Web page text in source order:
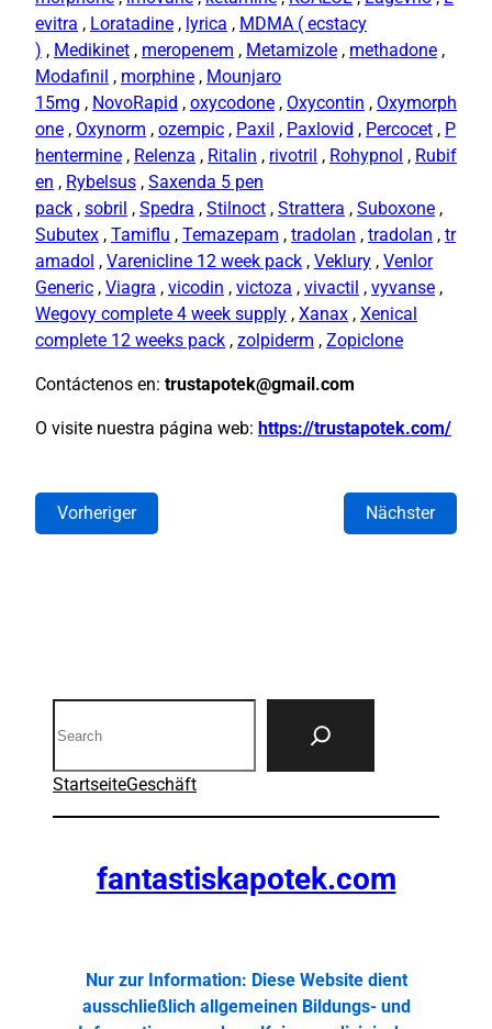
evitra , Loratadine , lyrica , MDMA ( ecstacy
) , Medikinet , meropenem , Metamizole , methadone ,
Modafinil , morphine , Mounjaro
15mg , NovoRapid , oxycodone , Oxycontin , Oxymorph
one , Oxynorm , ozempic , Paxil , Paxlovid , Percocet , P
hentermine , Relenza , Ritalin , rivotril , Rohypnol , Rubif
en , Rybelsus , Saxenda 5 pen
pack , sobril , Spedra , Stilnoct , Strattera , Suboxone ,
Subutex , Tamiflu , Temazepam , tradolan , tradolan , tr
amadol , Varenicline 12 week pack , Veklury , Venlor
Generic , Viagra , vicodin , victoza , vivactil , vyvanse ,
Wegovy complete 4 week supply , Xanax , Xenical
complete 12 weeks pack , zolpiderm , Zopiclone
Contáctenos en: trustapotek@gmail.com
O visite nuestra página web: https://trustapotek.com/
Vorheriger Nächster
StartseiteGeschäft
fantastiskapotek.com
Nur zur Information: Diese Website dient
ausschließlich allgemeinen Bildungs- und